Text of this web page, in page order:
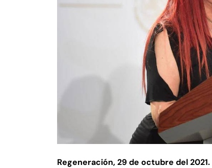
Regeneración,29 de octubre del 2021.